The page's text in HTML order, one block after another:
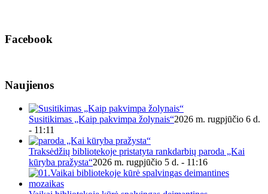
Facebook
Naujienos
Susitikimas „Kaip pakvimpa žolynais“2026 m. rugpjūčio 6 d.
- 11:11
Traksėdžių bibliotekoje pristatyta rankdarbių paroda „Kai
kūryba pražysta“2026 m. rugpjūčio 5 d. - 11:16